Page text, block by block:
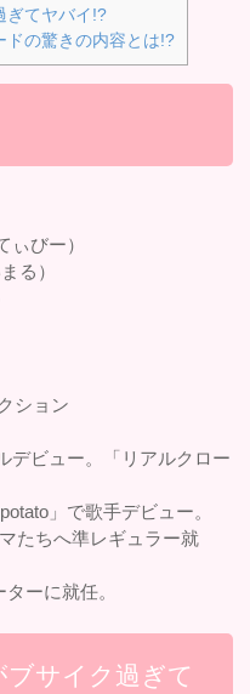
ぎてヤバイ!?
ドの驚きの内容とは!?
ぃびー）
る）
ション
デビュー。「リアルクロー
」で歌手デビュー。
たちへ準レギュラー就
ーに就任。
サイク過ぎて